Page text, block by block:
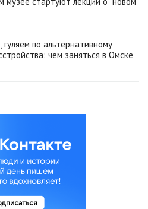
по альтернативному
чем заняться в Омске